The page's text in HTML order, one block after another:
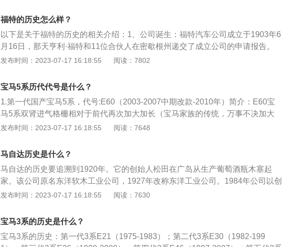
基金会2004年：宝马全球供货中心在慕尼黑开始建设，2007落成2017年4月19
日，在2017上海车展上，全新一代宝马5系长轴版全球首发。2018年11月21日，
宝马宣布已在成都取得网约车市场运营资质。2022年伊始，宝马集团便启动扩展
农业的客户，还是要求苛刻的急救服务行业，都赞叹于路虎的完美品质。当时英
国首相温思顿丘吉尔驾驶的就是路虎。1、路虎现系列：揽胜系列、发现系列、D
efender系列。2、品牌文化：纯正、胆识、探险、超凡。
福特的历史怎么样？
以下是关于福特的历史的相关介绍：1、公司诞生：福特汽车公司成立于1903年6
月16日，那天亨利·福特和11位合伙人在密歇根州递交了成立公司的申请报告。
福特汽车成立后仅几个星期，便向加拿大的一位客户售出了一部A型汽车，从此
洲。2、创造流水线：1913年，福特汽车公司又开发出了世界上第一条流水线，
这一创举使T型车一共达到了1,500万辆，缔造了一个前所未有的世界记录。
发布时间：2023-07-17 16:18:55 阅读：7802
宝马5系历代代号是什么？
1.第一代国产宝马5系，代号:E60（2003-2007中期改款-2010年）简介：E60宝
马5系双肾进气格栅相对于前代再次加大加长（宝马家族的传统，万事不决加大
格栅），过于润的造型和上扬的灯眉也让宝马5系看起来更加时尚动。通水车尾
厚。2.第二代国产宝马5系，代号:F10/18(2010年-2017年）简介：2010年，F10
宝马5系正式发布，全新一代宝马5系在外型设计上没有上一代车型那么激进，新
车进气格栅与线条极具力量感的发动机盖完美的融合在一起，大灯造型看起来优
雅灵动。尾灯的设计与第三代宝马5系有些相似。
发布时间：2023-07-17 16:18:55 阅读：7648
马自达历史是什么？
马自达的历史要追溯到1920年。它的创始人松田在广岛从生产葡萄酒瓶木塞起
家。该公司原名东洋软木工业公司，1927年改称东洋工业公司。1984年公司以创
始人松田的姓氏命名，翻译时则采用“松田”的音译“马自达”。更多介绍如下：1、1
业。1940年开始生产小轿车。2、1967-2002：1967年和汪克尔公司签订协议，
取得转子发动机生产权利，从而开始了马自达公司的迅猛发展期。从1967年到19
79年，公司累计生产马自达轿车1000万辆，1987年起在美国的工厂开始生产马
发布时间：2023-07-17 16:18:55 阅读：7630
宝马3系的历史是什么？
宝马3系的历史：第一代3系E21（1975-1983）；第二代3系E30（1982-199